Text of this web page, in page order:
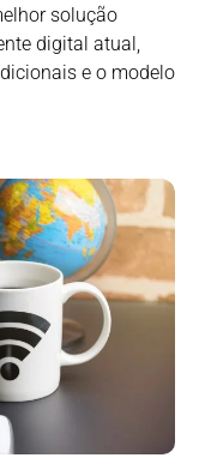
solução
digital atual,
e o modelo